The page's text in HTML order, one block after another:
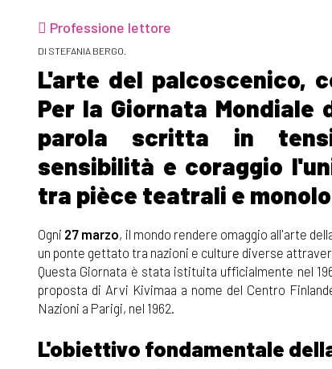
Professione lettore
DI STEFANIA BERGO.
L'arte del palcoscenico,
Per la Giornata
parola scritta in
sensibilità e coraggio
tra pièce teatrali e
Ogni 27 marzo, il mondo rendere omaggio all'arte
un ponte gettato tra nazioni e culture diverse
Questa Giornata è stata istituita ufficialmente nel
proposta di Arvi Kivimaa a nome del Centro
Nazioni a Parigi, nel 1962.
L'obiettivo fondamentale